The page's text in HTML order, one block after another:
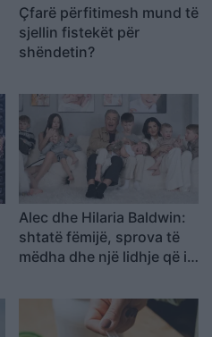
Çfarë përfitimesh mund të
sjellin fistekët për
shëndetin?
Alec dhe Hilaria Baldwin:
shtatë fëmijë, sprova të
mëdha dhe një lidhje që i